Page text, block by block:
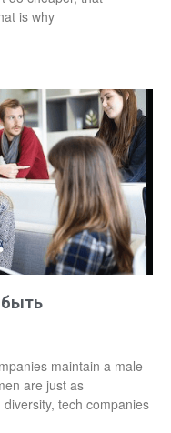
is why
maintain a male-
are just as
tech companies